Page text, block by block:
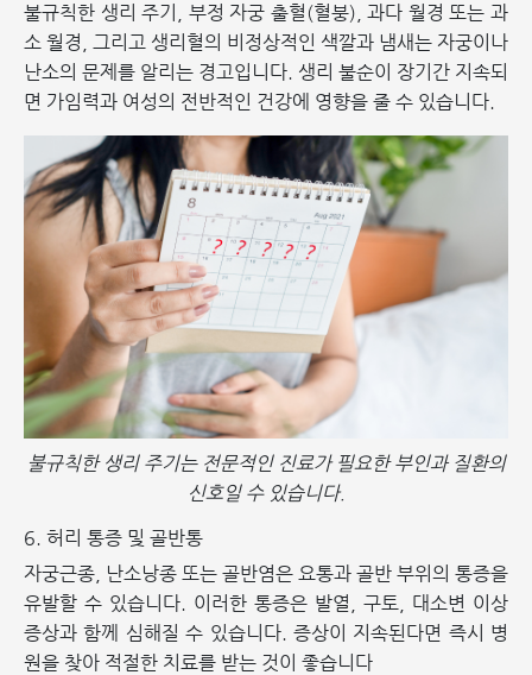
불규칙한 생리 주기, 부정 자궁 출혈(혈붕), 과다 월경 또는 과
소 월경, 그리고 생리혈의 비정상적인 색깔과 냄새는 자궁이나
난소의 문제를 알리는 경고입니다. 생리 불순이 장기간 지속되
면 가임력과 여성의 전반적인 건강에 영향을 줄 수 있습니다.
불규칙한 생리 주기는 전문적인 진료가 필요한 부인과 질환의
신호일 수 있습니다.
6. 허리 통증 및 골반통
자궁근종, 난소낭종 또는 골반염은 요통과 골반 부위의 통증을
유발할 수 있습니다. 이러한 통증은 발열, 구토, 대소변 이상
증상과 함께 심해질 수 있습니다. 증상이 지속된다면 즉시 병
원을 찾아 적절한 치료를 받는 것이 좋습니다